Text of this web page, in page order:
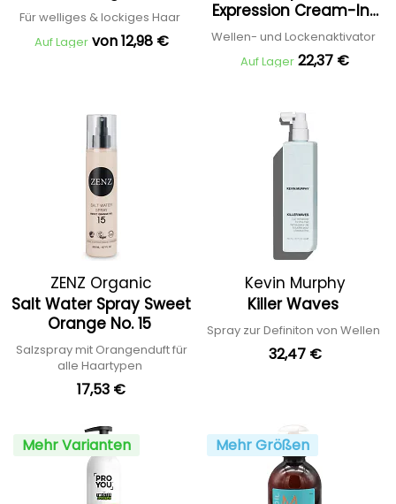
Für welliges & lockiges Haar
Auf Lager von 12,98 €
Expression Cream-In-
Jelly Definition
Activator
Wellen- und Lockenaktivator
Auf Lager 22,37 €
ZENZ Organic
Salt Water Spray Sweet
Orange No. 15
Salzspray mit Orangenduft für
alle Haartypen
17,53 €
Kevin Murphy
Killer Waves
Spray zur Definiton von Wellen
32,47 €
Mehr Varianten Mehr Größen